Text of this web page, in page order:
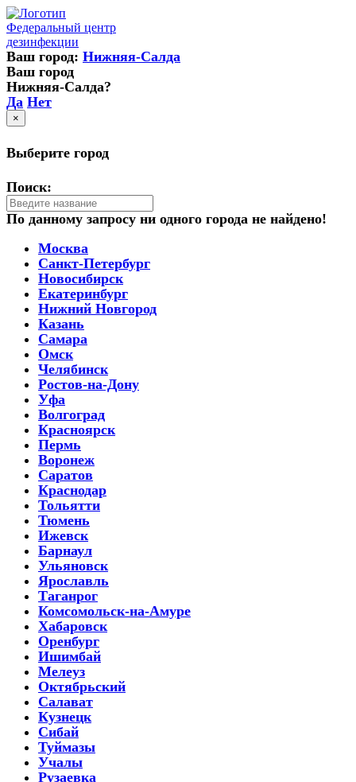
Федеральный центр
дезинфекции
Ваш город: Нижняя-Салда
Ваш город
Нижняя-Салда?
Да Нет
×
Выберите город
Поиск:
По данному запросу ни одного города не найдено!
Москва
Санкт-Петербург
Новосибирск
Екатеринбург
Нижний Новгород
Казань
Самара
Омск
Челябинск
Ростов-на-Дону
Уфа
Волгоград
Красноярск
Пермь
Воронеж
Саратов
Краснодар
Тольятти
Тюмень
Ижевск
Барнаул
Ульяновск
Ярославль
Таганрог
Комсомольск-на-Амуре
Хабаровск
Оренбург
Ишимбай
Мелеуз
Октябрьский
Салават
Кузнецк
Сибай
Туймазы
Учалы
Рузаевка